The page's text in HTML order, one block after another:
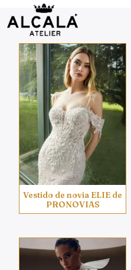
Vestido de novia ELIE de
PRONOVIAS